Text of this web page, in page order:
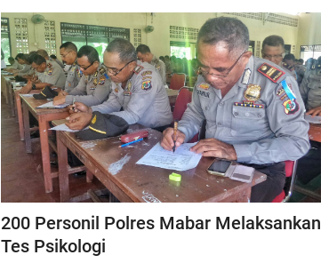
200 Personil Polres Mabar Melaksankan
Tes Psikologi
Giat Ops